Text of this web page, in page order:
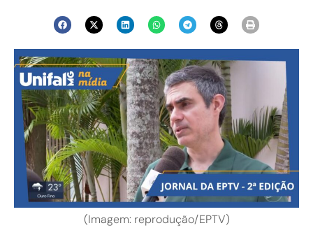
(Imagem: reprodução/EPTV)